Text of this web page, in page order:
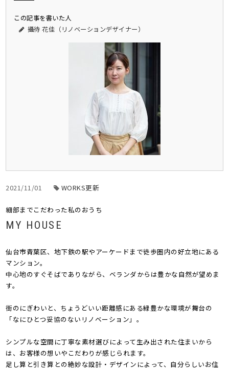
この記事を書いた人
攝待 花佳（リノベーションデザイナー）
2021/11/01 WORKS更新
細部までこだわった私のおうち
MY HOUSE
仙台市青葉区、地下鉄の駅やアーケードまで徒歩圏内の好立地にある
マンション。
中心地のすぐそばでありながら、ベランダからは豊かな自然が望めま
す。
街のにぎわいと、ちょうどいい距離感にある緑豊かな環境が舞台の
「なにひとつ妥協のないリノベーション」。
シンプルな空間に丁寧な素材選びによって生み出された住まいから
は、お客様の想いやこだわりが感じられます。
足し算と引き算との絶妙な設計・デザインによって、自分らしいお住